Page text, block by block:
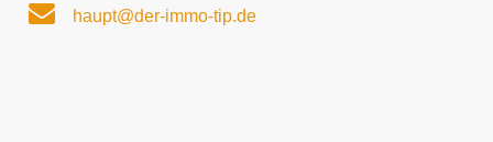
haupt@der-immo-tip.de